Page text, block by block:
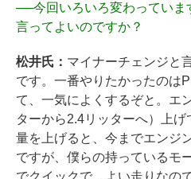
──今回いろいろ変わっていま
言ってよいのですか？
松井氏： マイナーチェンジと
です。一番やりたかったのは
て、一気によくするぞと。エ
ターから2.4リッターへ）上
量を上げると、今までエンジ
ですが、僕らの持っているモ
でクイックで、よい走りなの